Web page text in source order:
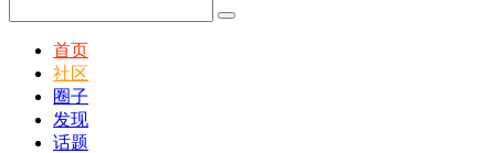
首页
社区
圈子
发现
话题